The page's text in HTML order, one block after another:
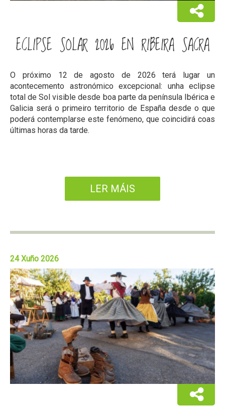
ECLIPSE SOLAR 2026 EN RIBEIRA SACRA
O próximo 12 de agosto de 2026 terá lugar un
acontecemento astronómico excepcional: unha eclipse
total de Sol visible desde boa parte da península Ibérica e
Galicia será o primeiro territorio de España desde o que
poderá contemplarse este fenómeno, que coincidirá coas
últimas horas da tarde.
LER MÁIS
24 Xuño 2026